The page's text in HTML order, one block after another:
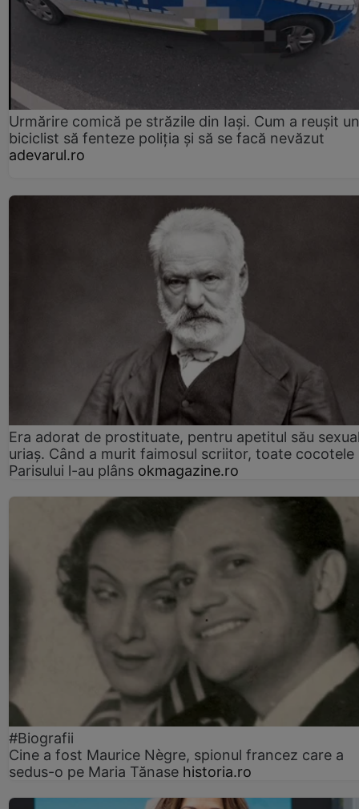
Urmărire comică pe străzile din Iași. Cum a reușit un
biciclist să fenteze poliția și să se facă nevăzut
adevarul.ro
Era adorat de prostituate, pentru apetitul său
uriaș. Când a murit faimosul scriitor, toate cocotele
Parisului l-au plâns okmagazine.ro
#Biografii
Cine a fost Maurice Nègre, spionul francez care a
sedus-o pe Maria Tănase historia.ro